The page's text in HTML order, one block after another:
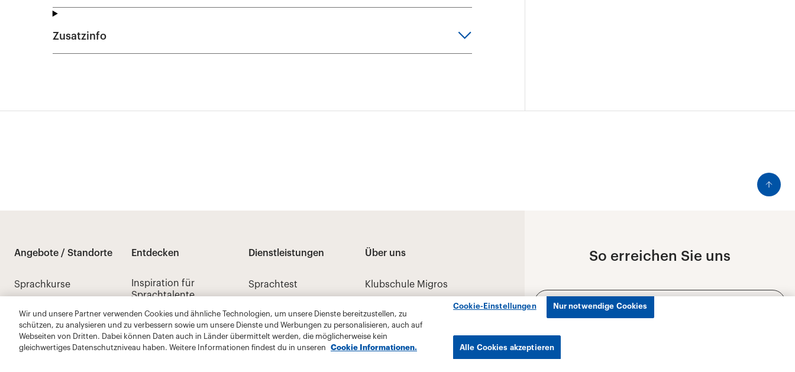
Wir und unsere Partner verwenden Cookies und ähnliche Technologien, um unsere Dienste bereitzustellen, zu
schützen, zu analysieren und zu verbessern sowie um unsere Dienste und Werbungen zu personalisieren, auch auf
Webseiten von Dritten. Dabei können Daten auch in Länder übermittelt werden, die möglicherweise kein
gleichwertiges Datenschutzniveau haben. Weitere Informationen findest du in unseren
Cookie Informationen.
Cookie-Einstellungen Nur notwendige Cookies
Alle Cookies akzeptieren